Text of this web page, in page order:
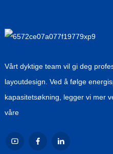
Vårt dyktige team vil gi deg
layoutdesign. Ved å følge
kapasitetsøkning, legger vi mer
våre